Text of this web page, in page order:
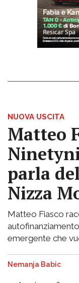
NUOVA USCITA
Matteo
parla
Nizza
Matteo Fiasco
emergente che
Nemanja Babic